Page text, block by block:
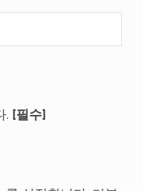
. [필수]